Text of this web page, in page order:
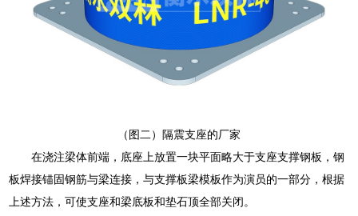
（图二）隔震支座的厂家
在浇注梁体前端，底座上放置一块平面略大于支座支撑钢板，钢
板焊接锚固钢筋与梁连接，与支撑板梁模板作为演员的一部分，根据
上述方法，可使支座和梁底板和垫石顶全部关闭。